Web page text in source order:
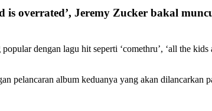
is overrated’, Jeremy Zucker bakal
dengan lagu hit seperti ‘comethru’, ‘all the kids
pelancaran album keduanya yang akan dilancarkan